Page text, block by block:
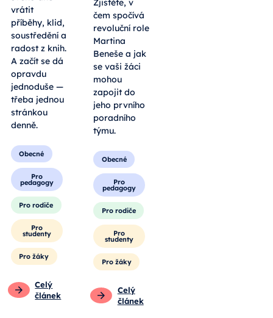
chce do
svého dne
vrátit
příběhy, klid,
soustředění a
radost z knih.
A začít se dá
opravdu
jednoduše —
třeba jednou
denně.
Obecné
Pro
pedagogy
Pro rodiče
Pro
studenty
Pro žáky
Zjistěte, v
čem spočívá
revoluční role
Martina
Beneše a jak
se vaši žáci
mohou
zapojit do
jeho prvního
poradního
týmu.
Obecné
Pro
pedagogy
Pro rodiče
Pro
studenty
Pro žáky
Celý
článek